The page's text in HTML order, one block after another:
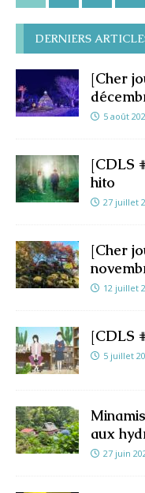
DERNIERS
[Cher
5 août
[CDLS
hito
27 juillet
[Cher
12 juillet
[CDLS
5 juillet
aux
27 juin